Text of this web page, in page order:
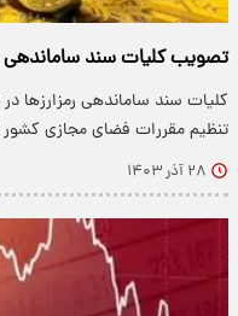
تصویب کلیات سند ساماندهی
کلیات سند ساماندهی رمزارزها
تنظیم مقررات فضای مجازی
۲۸ آذر ۱۴۰۳